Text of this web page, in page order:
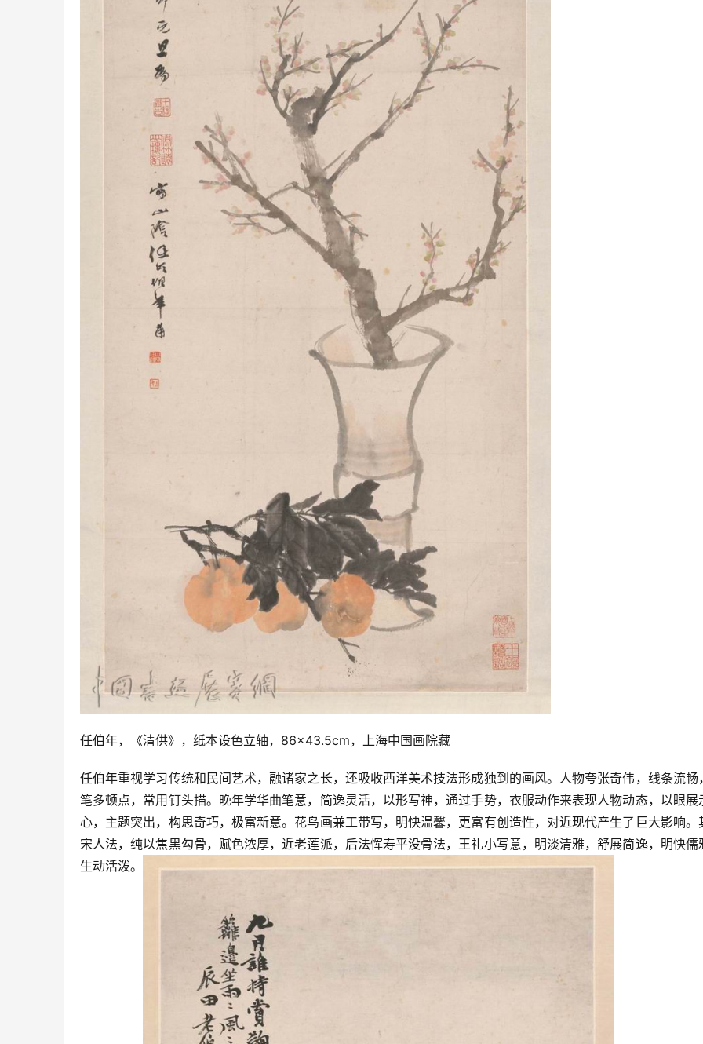
任伯年，《清供》，纸本设色立轴，86×43.5cm，上海中国画院藏
任伯年重视学习传统和民间艺术，融诸家之长，还吸收西洋美术技法形成独到的画风。人物夸张奇伟，线条流畅
笔多顿点，常用钉头描。晚年学华曲笔意，简逸灵活，以形写神，通过手势，衣服动作来表现人物动态，以眼展
心，主题突出，构思奇巧，极富新意。花鸟画兼工带写，明快温馨，更富有创造性，对近现代产生了巨大影响。
宋人法，纯以焦黑勾骨，赋色浓厚，近老莲派，后法恽寿平没骨法，王礼小写意，明淡清雅，舒展简逸，明快儒
生动活泼。